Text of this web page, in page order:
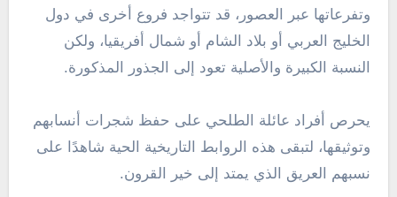
وتفرعاتها عبر العصور، قد تتواجد فروع أخرى في دول
الخليج العربي أو بلاد الشام أو شمال أفريقيا، ولكن
النسبة الكبيرة والأصلية تعود إلى الجذور المذكورة.
يحرص أفراد عائلة الطلحي على حفظ شجرات أنسابهم
وتوثيقها، لتبقى هذه الروابط التاريخية الحية شاهدًا على
نسبهم العريق الذي يمتد إلى خير القرون.